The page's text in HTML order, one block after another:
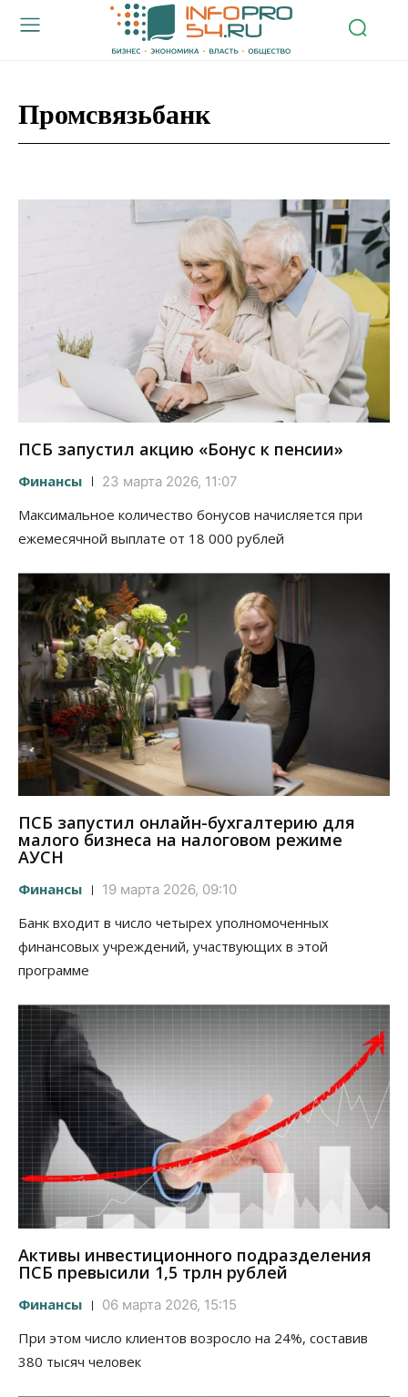
Промсвязьбанк
ПСБ запустил акцию «Бонус к пенсии»
Финансы 23 марта 2026, 11:07
Максимальное количество бонусов начисляется при
ежемесячной выплате от 18 000 рублей
ПСБ запустил онлайн-бухгалтерию для
малого бизнеса на налоговом режиме
АУСН
Финансы 19 марта 2026, 09:10
Банк входит в число четырех уполномоченных
финансовых учреждений, участвующих в этой
программе
Активы инвестиционного подразделения
ПСБ превысили 1,5 трлн рублей
Финансы 06 марта 2026, 15:15
При этом число клиентов возросло на 24%, составив
380 тысяч человек